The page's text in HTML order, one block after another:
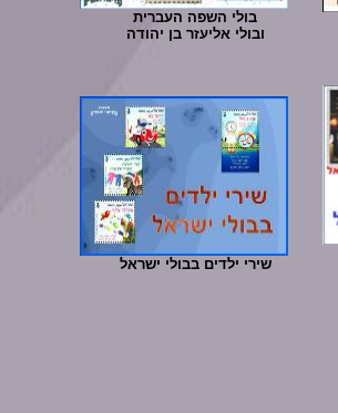
בולי השפה העברית
ובולי אליעזר בן יהודה
שירי ילדים בבולי ישראל